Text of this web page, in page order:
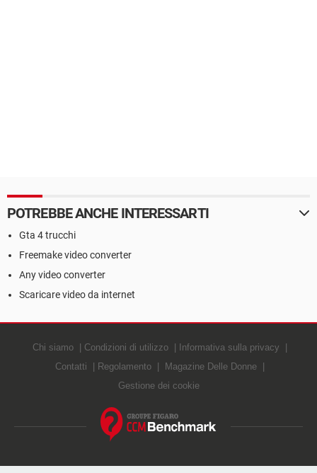
POTREBBE ANCHE INTERESSARTI
Gta 4 trucchi
Freemake video converter
Any video converter
Scaricare video da internet
Chi siamo Condizioni di utilizzo
Informativa sulla privacy
Contatti
Regolamento
Magazine Delle Donne
Gestione dei cookie